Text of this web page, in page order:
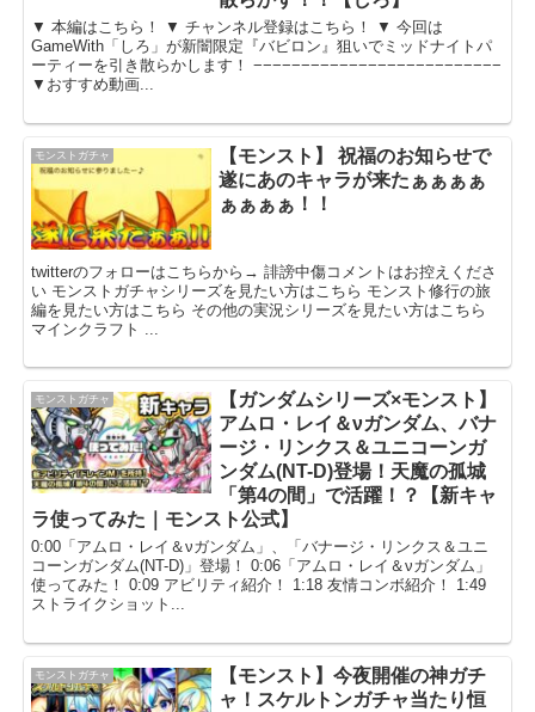
▼ 本編はこちら！ ▼ チャンネル登録はこちら！ ▼ 今回は
GameWith「しろ」が新闇限定『バビロン』狙いでミッドナイトパ
ーティーを引き散らかします！ −−−−−−−−−−−−−−−−−−−−−−−−−−
▼おすすめ動画...
モンストガチャ
【モンスト】 祝福のお知らせで
遂にあのキャラが来たぁぁぁぁ
ぁぁぁぁ！！
twitterのフォローはこちらから→ 誹謗中傷コメントはお控えくださ
い モンストガチャシリーズを見たい方はこちら モンスト修行の旅
編を見たい方はこちら その他の実況シリーズを見たい方はこちら
マインクラフト ...
モンストガチャ
【ガンダムシリーズ×モンスト】
アムロ・レイ＆νガンダム、バナ
ージ・リンクス＆ユニコーンガ
ンダム(NT-D)登場！天魔の孤城
「第4の間」で活躍！？【新キャ
ラ使ってみた｜モンスト公式】
0:00「アムロ・レイ＆νガンダム」、「バナージ・リンクス＆ユニ
コーンガンダム(NT-D)」登場！ 0:06「アムロ・レイ＆νガンダム」
使ってみた！ 0:09 アビリティ紹介！ 1:18 友情コンボ紹介！ 1:49
ストライクショット...
モンストガチャ
【モンスト】今夜開催の神ガチ
ャ！スケルトンガチャ当たり恒